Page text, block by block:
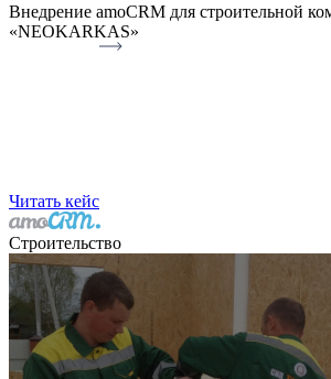
Внедрение amoCRM для строительной
«NEOKARKAS»
Читать кейс
Строительство